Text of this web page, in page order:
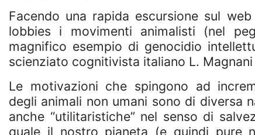
Facendo una rapida escursione sul
lobbies i movimenti animalisti (nel
magnifico esempio di genocidio
scienziato cognitivista italiano L. Magnani
Le motivazioni che spingono ad
degli animali non umani sono di diversa
anche “utilitaristiche” nel senso di
quale il nostro pianeta (e quindi pure